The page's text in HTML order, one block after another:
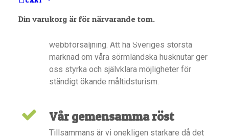
Din varukorg är för närvarande tom.
Brödfestivalen. Just nu arbetar vi intensivt på
webbförsäljning. Att ha Sveriges största
marknad om våra sörmländska husknutar ger
oss styrka och självklara möjligheter för
ständigt ökande måltidsturism.
Vår gemensamma röst
Tillsammans är vi onekligen starkare då det